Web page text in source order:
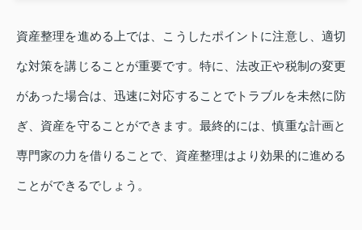
資産整理を進める上では、こうしたポイントに注意し、適切
な対策を講じることが重要です。特に、法改正や税制の変更
があった場合は、迅速に対応することでトラブルを未然に防
ぎ、資産を守ることができます。最終的には、慎重な計画と
専門家の力を借りることで、資産整理はより効果的に進める
ことができるでしょう。